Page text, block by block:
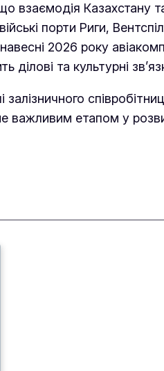
взаємодія Казахстану
порти Риги,
2026 року
ділові та культурні
залізничного
важливим етапом у